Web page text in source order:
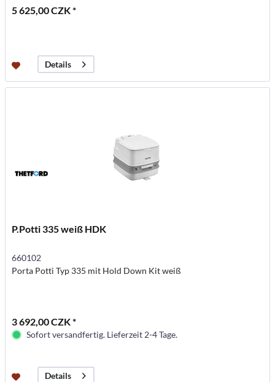
5 625,00 CZK *
Details
P.Potti 335 weiß HDK
660102
Porta Potti Typ 335 mit Hold Down Kit weiß
3 692,00 CZK *
Sofort versandfertig. Lieferzeit 2-4 Tage.
Details